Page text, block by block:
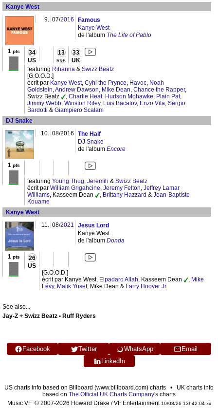
Kanye West
9.
07/2016
Famous
Kanye West
de l'album The Life of Pablo
1 pts 34
US
13
R&B
33
UK
featuring Rihanna & Swizz Beatz
[G.O.O.D.]
écrit par Kanye West, Cyhi the Prynce Havoc Noah
Goldstein Andrew Dawson Mike Dean Chance the Rapper,
Swizz Beatz
Charlie Heat, Hudson Mohawke Plain Pat,
Jimmy Webb Winston Riley, Luis Bacalov, Enzo Vita Sergio
Bardotti & Giampiero Scalam
DJ Snake
10.
08/2016
The Half
DJ Snake
de l'album Encore
1 pts
featuring Young Thug Jeremih & Swizz Beatz
écrit par William Grigahcine Jeremy Felton Jeffrey Lamar
Williams , Kasseem Dean Brittany Hazzard & Jean-Baptiste
Kouame
Kanye West
11.
08/2021
Jesus Lord
Kanye West
de l'album Donda
1 pts 26
US
[G.O.O.D.]
écrit par Kanye West, Elpadaro Allah , Kasseem Dean
Mike
Lévy, Malik Yusef, Mike Dean & Larry Hoover Jr.
See also...
Jay-Z + Swizz Beatz • Ruff Ryders
Facebook Twitter WhatsApp
Email
LinkedIn
US charts info based on Billboard (www.billboard.com) charts • UK charts info
based on The Official UK Charts Company's charts
Music VF © 2007-2026 Howard Drake / VF Entertainment 10/08/26 13h42:04 xx